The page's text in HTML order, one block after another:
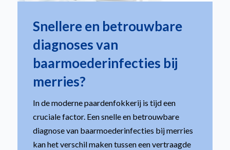
Snellere en betrouwbare
diagnoses van
baarmoederinfecties bij
merries?
In de moderne paardenfokkerij is tijd een
cruciale factor. Een snelle en betrouwbare
diagnose van baarmoederinfecties bij merries
kan het verschil maken tussen een vertraagde